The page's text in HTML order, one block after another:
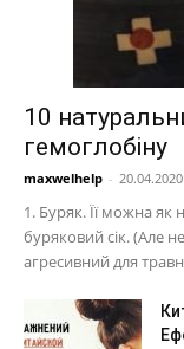
10
гемоглобіну
maxwelhelp - 20.04.2020
1. Буряк. Її можна як
буряковий сік. (Але
агресивний для